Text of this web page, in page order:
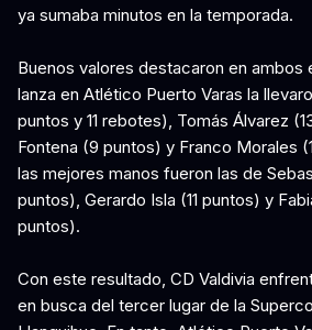
ya sumaba minutos en la temporada.
Buenos valores destacaron en ambos
lanza en Atlético Puerto Varas la
puntos y 11 rebotes), Tomás Álvarez
Fontena (9 puntos) y Franco Morales
las mejores manos fueron las de
puntos), Gerardo Isla (11 puntos) y
puntos).
Con este resultado, CD Valdivia
en busca del tercer lugar de la